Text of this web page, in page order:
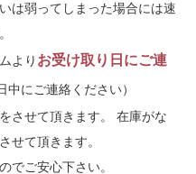
は弱ってしまった場合には速
より お受け取り日にご連
中にご連絡ください）
させて頂きます。 在庫がな
せて頂きます。
でご安心下さい。